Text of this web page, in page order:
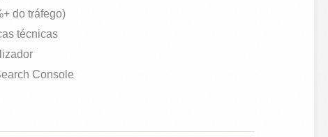
do tráfego)
técnicas
Console